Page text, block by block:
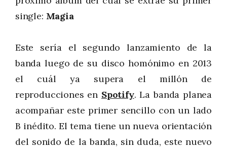
single: Magia
Este sería el segundo lanzamiento de la
banda luego de su disco homónimo en 2013
el cuál ya supera el millón de
reproducciones en Spotify. La banda planea
acompañar este primer sencillo con un lado
B inédito. El tema tiene un nueva orientación
del sonido de la banda, sin duda, este nuevo